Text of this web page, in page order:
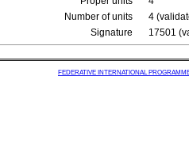
Number of units
4
Signature
17501
FEDERATIVE INTERNATIONAL